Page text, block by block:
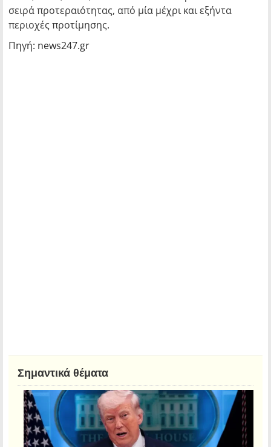
σειρά προτεραιότητας, από μία μέχρι και εξήντα
περιοχές προτίμησης.
Πηγή: news247.gr
Σημαντικά θέματα